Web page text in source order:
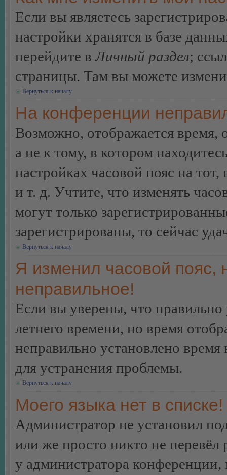
Если вы являетесь
настройки хранятся в базе
перейдите вЛичный раздел;
страницы. Там вы можете
Вернуться к началу
На конференции
Возможно, отображается время,
а не к тому, в котором
настройках часовой пояс на
и т. д. Учтите, что изменять
могут только
зарегистрированы, то сейчас
Вернуться к началу
Я изменил часовой пояс,
неправильное!
Если вы уверены, что правильно
летнего времени, но время
неправильно установлено
для устранения проблемы.
Вернуться к началу
Моего языка нет в списке!
Администратор не установил
или же просто никто не
у администратора